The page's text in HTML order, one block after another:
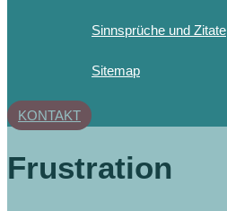
Sinnsprüche und Zitate
Sitemap
KONTAKT
Frustration